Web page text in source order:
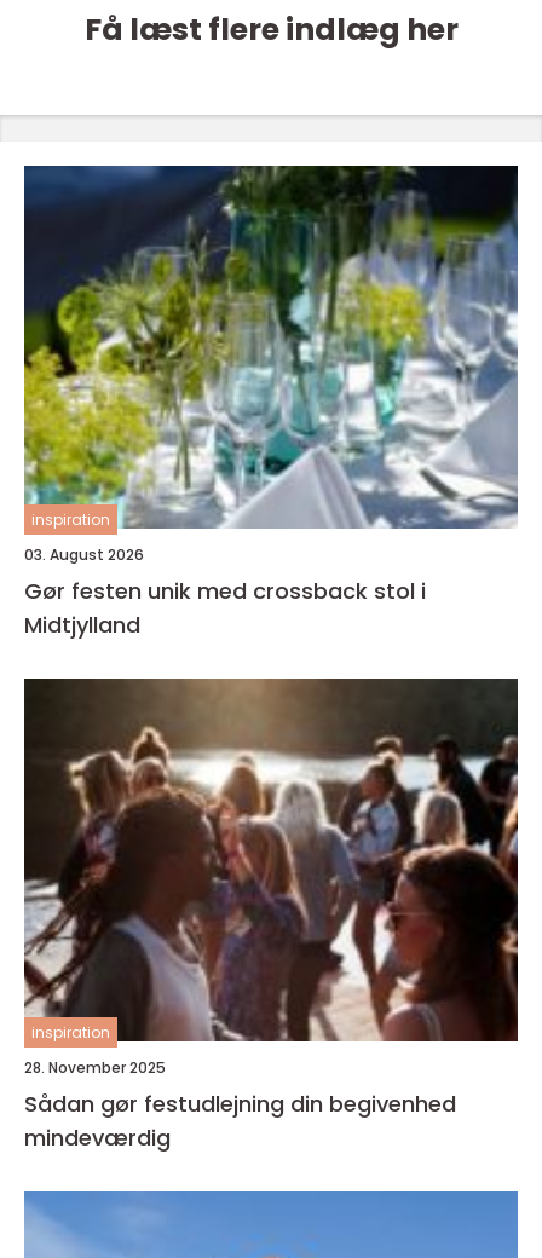
Få læst flere indlæg her
inspiration
03. August 2026
Gør festen unik med crossback stol i
Midtjylland
inspiration
28. November 2025
Sådan gør festudlejning din begivenhed
mindeværdig